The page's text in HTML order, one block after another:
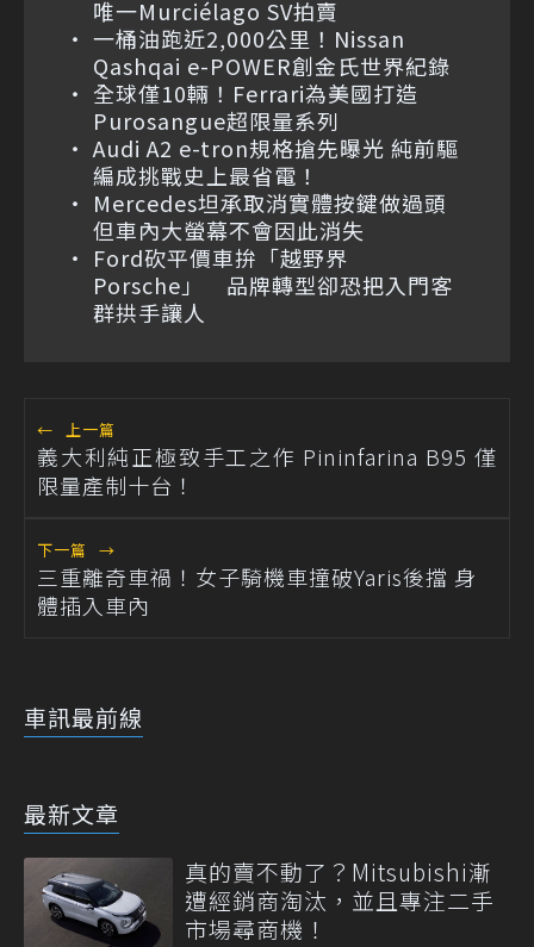
唯一Murciélago SV拍賣
一桶油跑近2,000公里！Nissan
Qashqai e-POWER創金氏世界紀錄
全球僅10輛！Ferrari為美國打造
Purosangue超限量系列
Audi A2 e-tron規格搶先曝光 純前驅
編成挑戰史上最省電！
Mercedes坦承取消實體按鍵做過頭
但車內大螢幕不會因此消失
Ford砍平價車拚「越野界
Porsche」 品牌轉型卻恐把入門客
群拱手讓人
← 上一篇
義大利純正極致手工之作 Pininfarina B95 僅
限量產制十台！
下一篇 →
三重離奇車禍！女子騎機車撞破Yaris後擋 身
體插入車內
車訊最前線
最新文章
真的賣不動了？Mitsubishi漸
遭經銷商淘汰，並且專注二手
市場尋商機！